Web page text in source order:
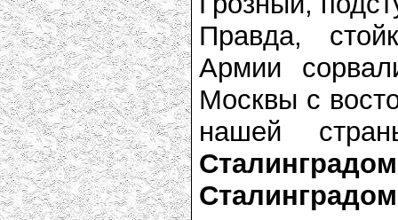
Правда,
Армии
Москвы с
нашей
Сталинградом
Сталинградом